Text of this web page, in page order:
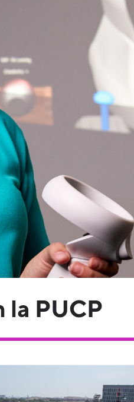
la PUCP